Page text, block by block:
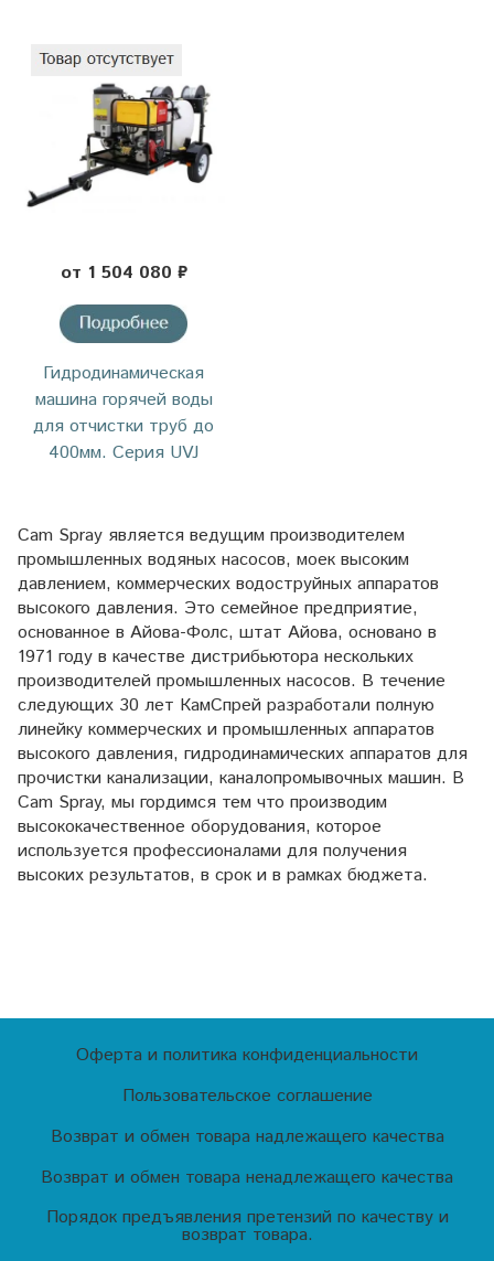
от 1 504 080 ₽
Гидродинамическая
машина горячей воды
для отчистки труб до
400мм. Серия UVJ
Cam Spray является ведущим производителем
промышленных водяных насосов, моек высоким
давлением, коммерческих водоструйных аппаратов
высокого давления. Это семейное предприятие,
основанное в Айова-Фолс, штат Айова, основано в
1971 году в качестве дистрибьютора нескольких
производителей промышленных насосов. В течение
следующих 30 лет КамСпрей разработали полную
линейку коммерческих и промышленных аппаратов
высокого давления, гидродинамических аппаратов для
прочистки канализации, каналопромывочных машин. В
Cam Spray, мы гордимся тем что производим
высококачественное оборудования, которое
используется профессионалами для получения
высоких результатов, в срок и в рамках бюджета.
Оферта и политика конфиденциальности
Пользовательское соглашение
Возврат и обмен товара надлежащего качества
Возврат и обмен товара ненадлежащего качества
Порядок предъявления претензий по качеству и
возврат товара.